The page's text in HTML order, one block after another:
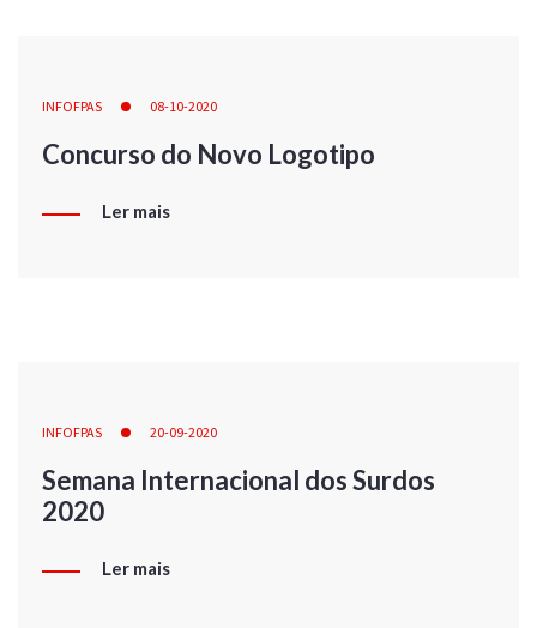
INFOFPAS 08-10-2020
Concurso do Novo Logotipo
Ler mais
INFOFPAS 20-09-2020
Semana Internacional dos Surdos
2020
Ler mais